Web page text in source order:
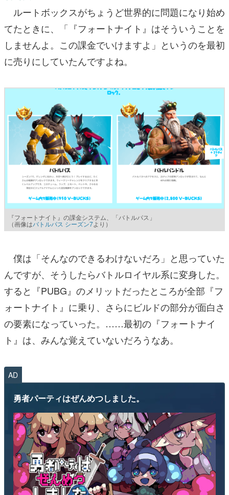
ルートボックスがちょうど世界的に問題になり始め
てたときに、「『フォートナイト』はそういうことを
しませんよ。この課金でいけますよ」というのを最初
に売りにしていたんですよね。
『フォートナイト』の課金システム、「バトルパス」
（画像はバトルパス シーズン7より）
僕は「そんなのできるわけないだろ」と思っていた
んですが、そうしたらバトルロイヤル系に変身した。
すると『PUBG』のメリットだったところが全部『フ
ォートナイト』に乗り、さらにビルドの部分が面白さ
の要素になっていった。……最初の『フォートナイ
ト』は、みんな覚えていないだろうなあ。
AD
勇者パーティはぜんめつしました。